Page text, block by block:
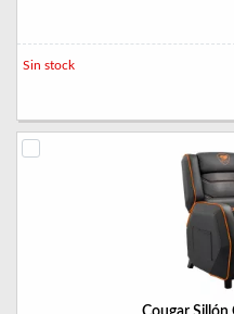
Sin stock